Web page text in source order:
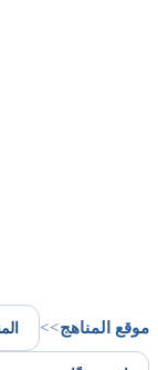
موقع المناهج>>